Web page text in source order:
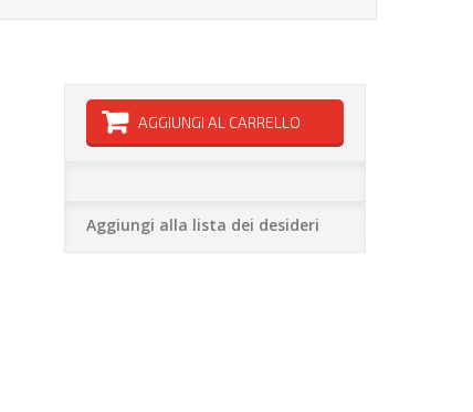
AGGIUNGI AL CARRELLO
Aggiungi alla lista dei desideri